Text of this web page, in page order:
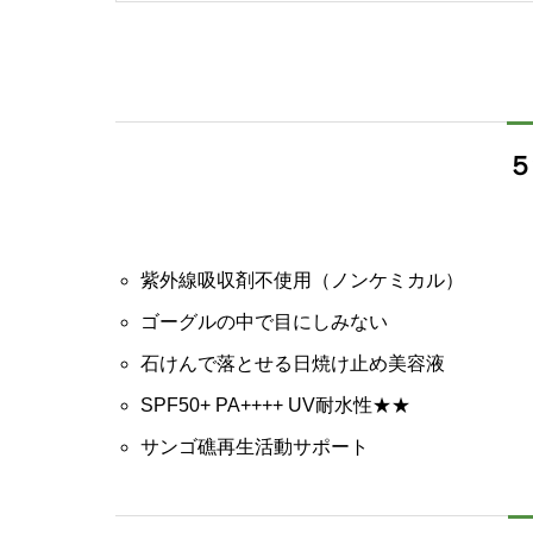
紫外線吸収剤不使用（ノンケミカル）
ゴーグルの中で目にしみない
石けんで落とせる日焼け止め美容液
SPF50+ PA++++ UV耐水性★★
サンゴ礁再生活動サポート